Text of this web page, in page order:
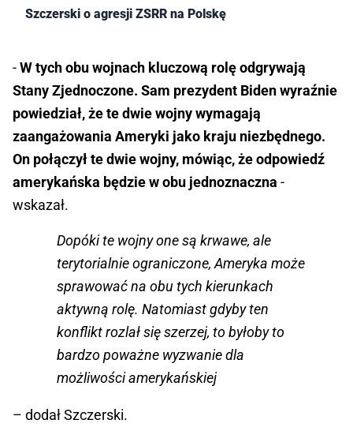
Szczerski o agresji ZSRR na Polskę
-W tych obu wojnach kluczową rolę odgrywają
Stany Zjednoczone. Sam prezydent Biden wyraźnie
powiedział, że te dwie wojny wymagają
zaangażowania Ameryki jako kraju niezbędnego.
On połączył te dwie wojny, mówiąc, że odpowiedź
amerykańska będzie w obu jednoznaczna -
wskazał.
Dopóki te wojny one są krwawe, ale
terytorialnie ograniczone, Ameryka może
sprawować na obu tych kierunkach
aktywną rolę. Natomiast gdyby ten
konflikt rozlał się szerzej, to byłoby to
bardzo poważne wyzwanie dla
możliwości amerykańskiej
– dodał Szczerski.